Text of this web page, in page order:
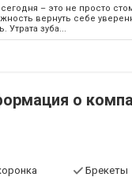
– это не просто
вернуть себе
Утрата зуба...
о
Брекеты